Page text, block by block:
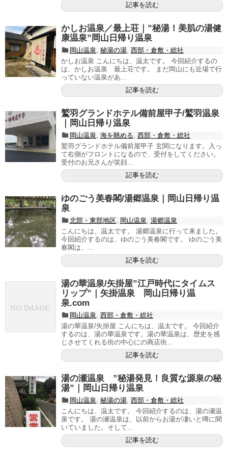
記事を読む
かしお温泉／最上荘｜”秘湯！美肌の湯健
康温泉”岡山日帰り温泉
岡山温泉 秘湯の湯, 西部・倉敷・総社
かしお温泉 こんにちは、温太です。 今回紹介するの
は、かしお温泉 最上荘です。 まだ岡山にも近場で行
っていない温泉があ...
記事を読む
鷲羽グランドホテル備前屋甲子/鷲羽温泉
｜岡山日帰り温泉
岡山温泉 海を眺める 西部・倉敷・総社
鷲羽グランドホテル備前屋甲子 玄関になります。入っ
て右側がフロントになるので、受付をしてください。
受付のお兄さんが笑顔...
記事を読む
ゆのごう美春閣/湯郷温泉｜岡山日帰り温
泉
北部・東部地区, 岡山温泉 湯郷温泉
こんにちは、温太です。 湯郷温泉に行って来ました。
今回紹介するのは、ゆのごう美春閣です。 ゆのごう美
春閣は、...
記事を読む
湯の華温泉/矢掛屋”江戸時代にタイムス
リップ”｜矢掛温泉 岡山日帰り温
泉.com
岡山温泉 西部・倉敷・総社
湯の華温泉/矢掛屋 こんにちは、温太です。 今回紹介
するのは、湯の華温泉です。湯の華温泉は、歴史を感
じさせてくれる街の中心にの商店街...
記事を読む
湯の瀬温泉 ”秘湯発見！良質な源泉の秘
湯”｜岡山日帰り温泉
岡山温泉 秘湯の湯, 西部・倉敷・総社
こんにちは、温太です。 今回紹介するのは、湯の瀬温
泉です。 湯の瀬温泉は、以前からお湯が凄いと噂に聞
いていました。そして...
記事を読む